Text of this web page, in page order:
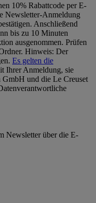
10% Rabattcode per E-
Newsletter-Anmeldung
Anschließend
bis zu 10 Minuten
ausgenommen. Prüfen
Hinweis: Der
Es gelten die
Ihrer Anmeldung, sie
GmbH und die Le Creuset
Newsletter über die E-